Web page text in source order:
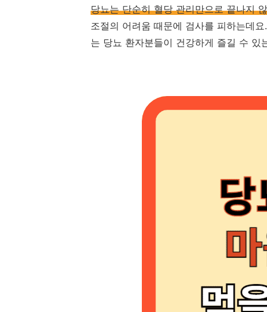
당뇨는 단순히 혈당 관리만으로 끝나지
조절의 어려움 때문에 검사를 피하는데
는 당뇨 환자분들이 건강하게 즐길 수 있